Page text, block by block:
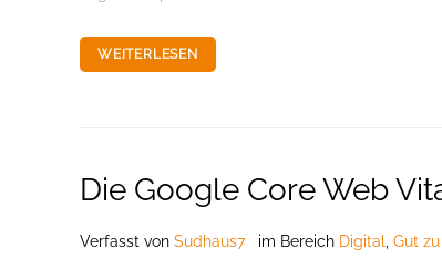
WEITERLESEN
Die Google Core Web
Verfasst von Sudhaus7 im Bereich Digital Gut